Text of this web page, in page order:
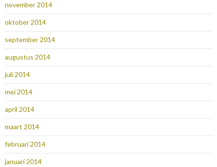
november 2014
oktober 2014
september 2014
augustus 2014
juli 2014
mei 2014
april 2014
maart 2014
februari 2014
januari 2014